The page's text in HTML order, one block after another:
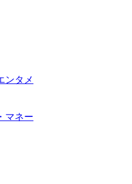
ンタメ
マネー